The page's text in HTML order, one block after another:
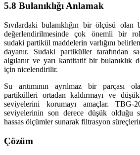
5.8 Bulanıklığı Anlamak
Sıvılardaki bulanıklığın bir ölçüsü olan
değerlendirilmesinde çok önemli bir
sudaki partikül maddelerin varlığını
dayanır. Sudaki partiküller tarafından
algılanır ve yarı kantitatif bir bulanıklık
için nicelendirilir.
Su arıtımının ayrılmaz bir parçası
partikülleri ortadan kaldırmayı ve
seviyelerini korumayı amaçlar. TBG-
seviyelerinin son derece düşük olduğu
hassas ölçümler sunarak filtrasyon
Çözüm